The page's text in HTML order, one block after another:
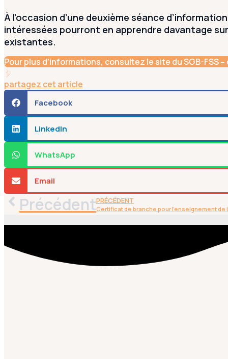
À l’occasion d’une deuxième séance
intéressées pourront en apprendre davantage
existantes.
Pour plus d’informations, consultez le site du SGB-FSS
partagez cet article
Facebook
LinkedIn
WhatsApp
Email
PrécédentPRÉCÉDENT
Certificat de branche pour l’enseignement